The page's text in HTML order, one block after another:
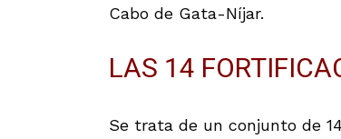
Cabo de Gata-Níjar.
LAS 14
Se trata de un conjunto de